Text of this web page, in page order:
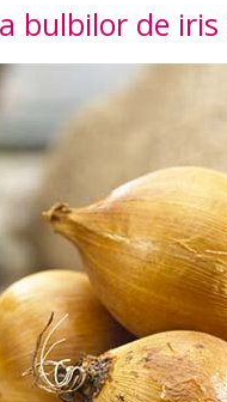
bulbilor de iris